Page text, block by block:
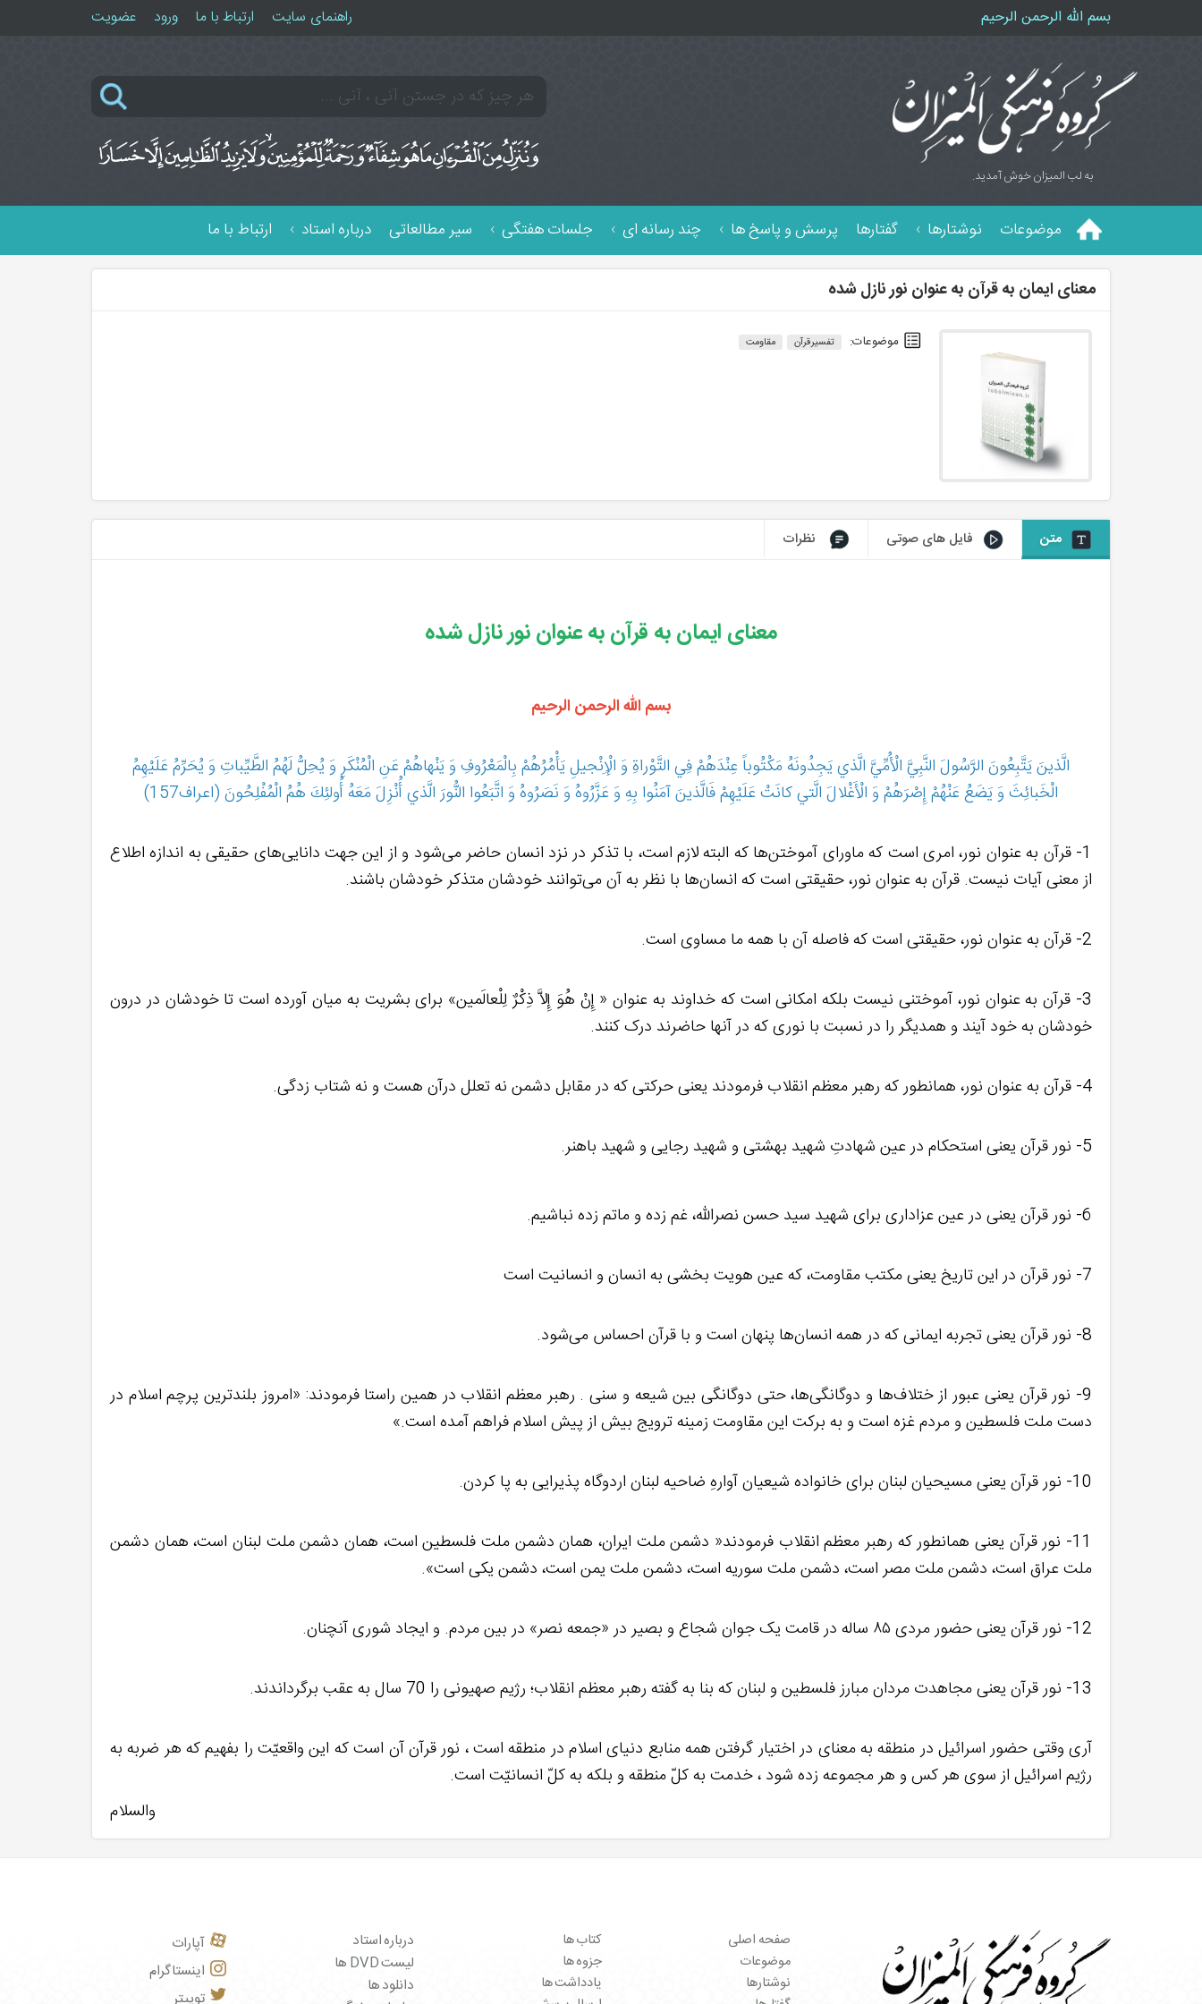
بسم الله الرحمن الرحیم راهنمای سایت ارتباط با ما ورود عضویت
به لب المیزان خوش آمدید.
موضوعات نوشتارها گفتارها پرسش و پاسخ ها چند رسانه ای جلسات هفتگی سیر مطالعاتی درباره استاد ارتباط با ما
معنای ایمان به قرآن به عنوان نور نازل شده
موضوعات: تفسیر قرآن مقاومت
متن فایل های صوتی نظرات
معنای ایمان به قرآن به عنوان نور نازل شده
بسم الله الرحمن الرحیم
الَّذينَ يَتَّبِعُونَ الرَّسُولَ النَّبِيَّ الْأُمِّيَّ الَّذي يَجِدُونَهُ مَكْتُوباً عِنْدَهُمْ فِي التَّوْراةِ وَ الْإِنْجيلِ يَأْمُرُهُمْ بِالْمَعْرُوفِ وَ يَنْهاهُمْ عَنِ الْمُنْكَرِ وَ يُحِلُّ لَهُمُ الطَّيِّباتِ وَ يُحَرِّمُ عَلَيْهِمُ
الْخَبائِثَ وَ يَضَعُ عَنْهُمْ إِصْرَهُمْ وَ الْأَغْلالَ الَّتي‏ كانَتْ عَلَيْهِمْ فَالَّذينَ آمَنُوا بِهِ وَ عَزَّرُوهُ وَ نَصَرُوهُ وَ اتَّبَعُوا النُّورَ الَّذي أُنْزِلَ مَعَهُ أُولئِكَ هُمُ الْمُفْلِحُونَ (اعراف157)
1- قرآن به عنوان نور، امری است که ماورای آموختن‌ها که البته لازم است، با تذکر در نزد انسان حاضر می‌شود و از این جهت دانایی‌های حقیقی به اندازه اطلاع
از معنی آیات نیست. قرآن به عنوان نور، حقیقتی است که انسان‌ها با نظر به آن می‌توانند خودشان متذکر خودشان باشند.
2- قرآن به عنوان نور، حقیقتی است که فاصله آن با همه ما مساوی است.
3- قرآن به عنوان نور، آموختنی نیست بلکه امکانی است که خداوند به عنوان « إِنْ هُوَ إِلاَّ ذِكْرٌ لِلْعالَمين‏» برای بشریت به میان آورده است تا خودشان در درون
خودشان به خود آیند و همدیگر را در نسبت با نوری که در آنها حاضرند درک کنند.
4- قرآن به عنوان نور، همانطور که رهبر معظم انقلاب فرمودند یعنی حرکتی که در مقابل دشمن نه تعلل درآن هست و نه شتاب زدگی.
5- نور قرآن یعنی استحکام در عین شهادتِ شهید بهشتی و شهید رجایی و شهید باهنر.
6- نور قرآن یعنی در عین عزاداری برای شهید سید حسن نصرالله، غم زده و ماتم زده نباشیم.
7- نور قرآن در این تاریخ یعنی مکتب مقاومت، که عین هویت بخشی به انسان و انسانیت است
8- نور قرآن یعنی تجربه ایمانی که در همه انسان‌ها پنهان است و با قرآن احساس می‌شود.
9- نور قرآن یعنی عبور از ختلاف‌ها و دوگانگی‌ها، حتی دوگانگی بین شیعه و سنی . رهبر معظم انقلاب در همین راستا فرمودند: «امروز بلندترین پرچم اسلام در
دست ملت فلسطین و مردم غزه است و به برکت این مقاومت زمینه ترویج بیش از پیش اسلام فراهم آمده است.»
10- نور قرآن یعنی مسیحیان لبنان برای خانواده شیعیان آوارهِ ضاحیه لبنان اردوگاه پذیرایی به پا کردن.
11- نور قرآن یعنی همانطور که رهبر معظم انقلاب فرمودند« دشمن ملت ایران، همان دشمن ملت فلسطین است، همان دشمن ملت لبنان است، همان دشمن
ملت عراق است، دشمن ملت مصر است، دشمن ملت سوریه است، دشمن ملت یمن است، دشمن یکی است».
12- نور قرآن یعنی حضور مردی ۸۵ ساله در قامت یک جوان شجاع و بصیر در «جمعه نصر» در بین مردم. و ایجاد شوری آنچنان.
13- نور قرآن یعنی مجاهدت مردان مبارز فلسطین و لبنان که بنا به گفته رهبر معظم انقلاب؛ رژیم صهیونی را 70 سال به عقب برگرداندند.
آری وقتی حضور اسرائیل در منطقه به معنای در اختیار گرفتن همه منابع دنیای اسلام در منطقه است ، نور قرآن آن است که این واقعیّت را بفهیم که هر ضربه به
رژیم اسرائیل از سوی هر کس و هر مجموعه زده شود ، خدمت به کلّ منطقه و بلکه به کلّ انسانیّت است.
والسلام
صفحه اصلی
موضوعات
نوشتارها
کتاب ها
جزوه ها
یادداشت ها
درباره استاد
لیست DVD ها
دانلود ها
آپارات
اینستاگرام
توییتر